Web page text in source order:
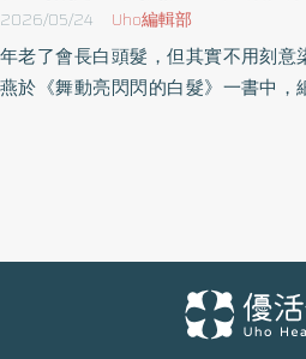
2026/05/24 Uho編輯部
年老了會長白頭髮，但其實不用刻
燕於《舞動亮閃閃的白髮》一書中，